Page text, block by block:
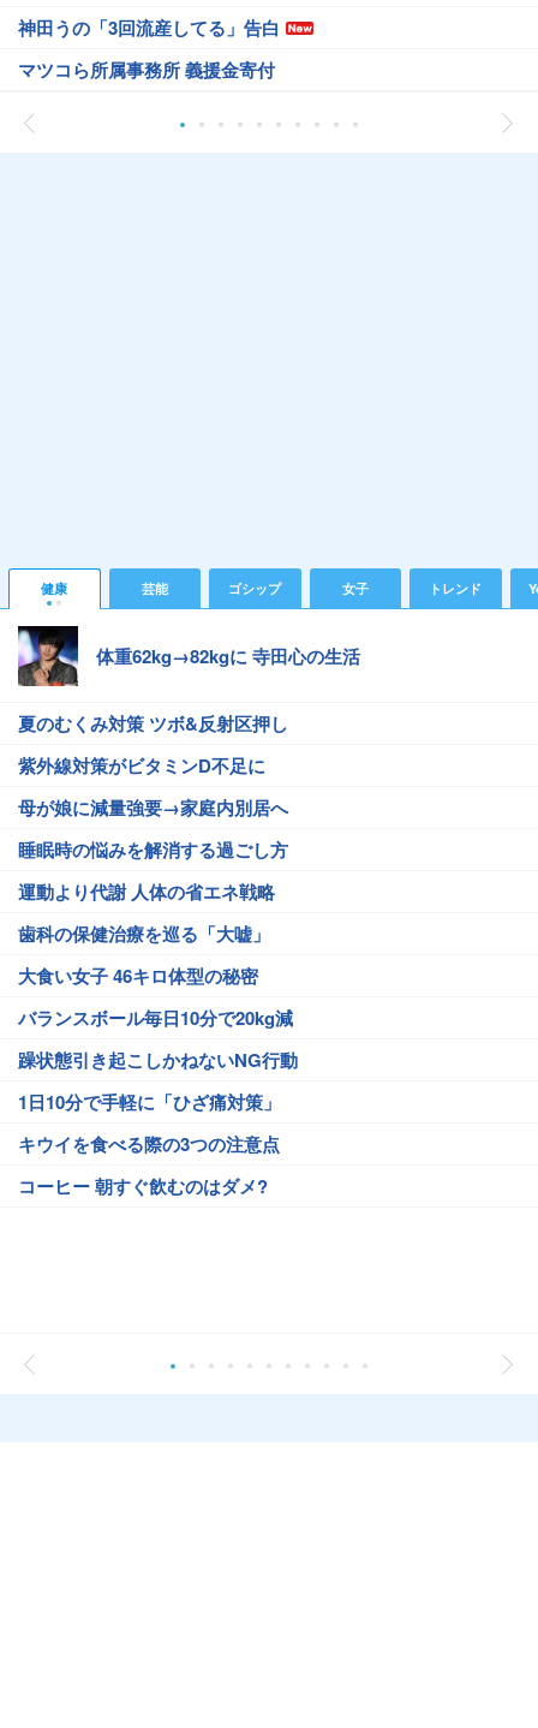
神田うの「3回流産してる」告白
マツコら所属事務所 義援金寄付
健康 芸能 ゴシップ 女子 トレンド
体重62kg→82kgに 寺田心の生活
夏のむくみ対策 ツボ&反射区押し
紫外線対策がビタミンD不足に
母が娘に減量強要→家庭内別居へ
睡眠時の悩みを解消する過ごし方
運動より代謝 人体の省エネ戦略
歯科の保健治療を巡る「大嘘」
大食い女子 46キロ体型の秘密
バランスボール毎日10分で20kg減
躁状態引き起こしかねないNG行動
1日10分で手軽に「ひざ痛対策」
キウイを食べる際の3つの注意点
コーヒー 朝すぐ飲むのはダメ?